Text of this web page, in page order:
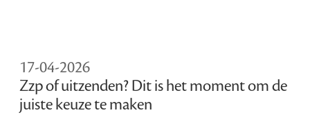
17-04-2026
Zzp of uitzenden? Dit is het moment om de
juiste keuze te maken